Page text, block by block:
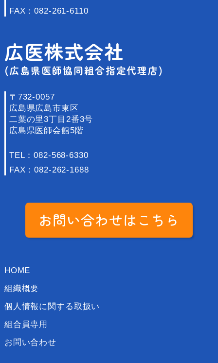
FAX：082-261-6110
広医株式会社
(広島県医師協同組合指定代理店)
〒732-0057
広島県広島市東区
二葉の里3丁目2番3号
広島県医師会館5階
TEL：082-568-6330
FAX：082-262-1688
お問い合わせはこちら
HOME
組織概要
個人情報に関する取扱い
組合員専用
お問い合わせ